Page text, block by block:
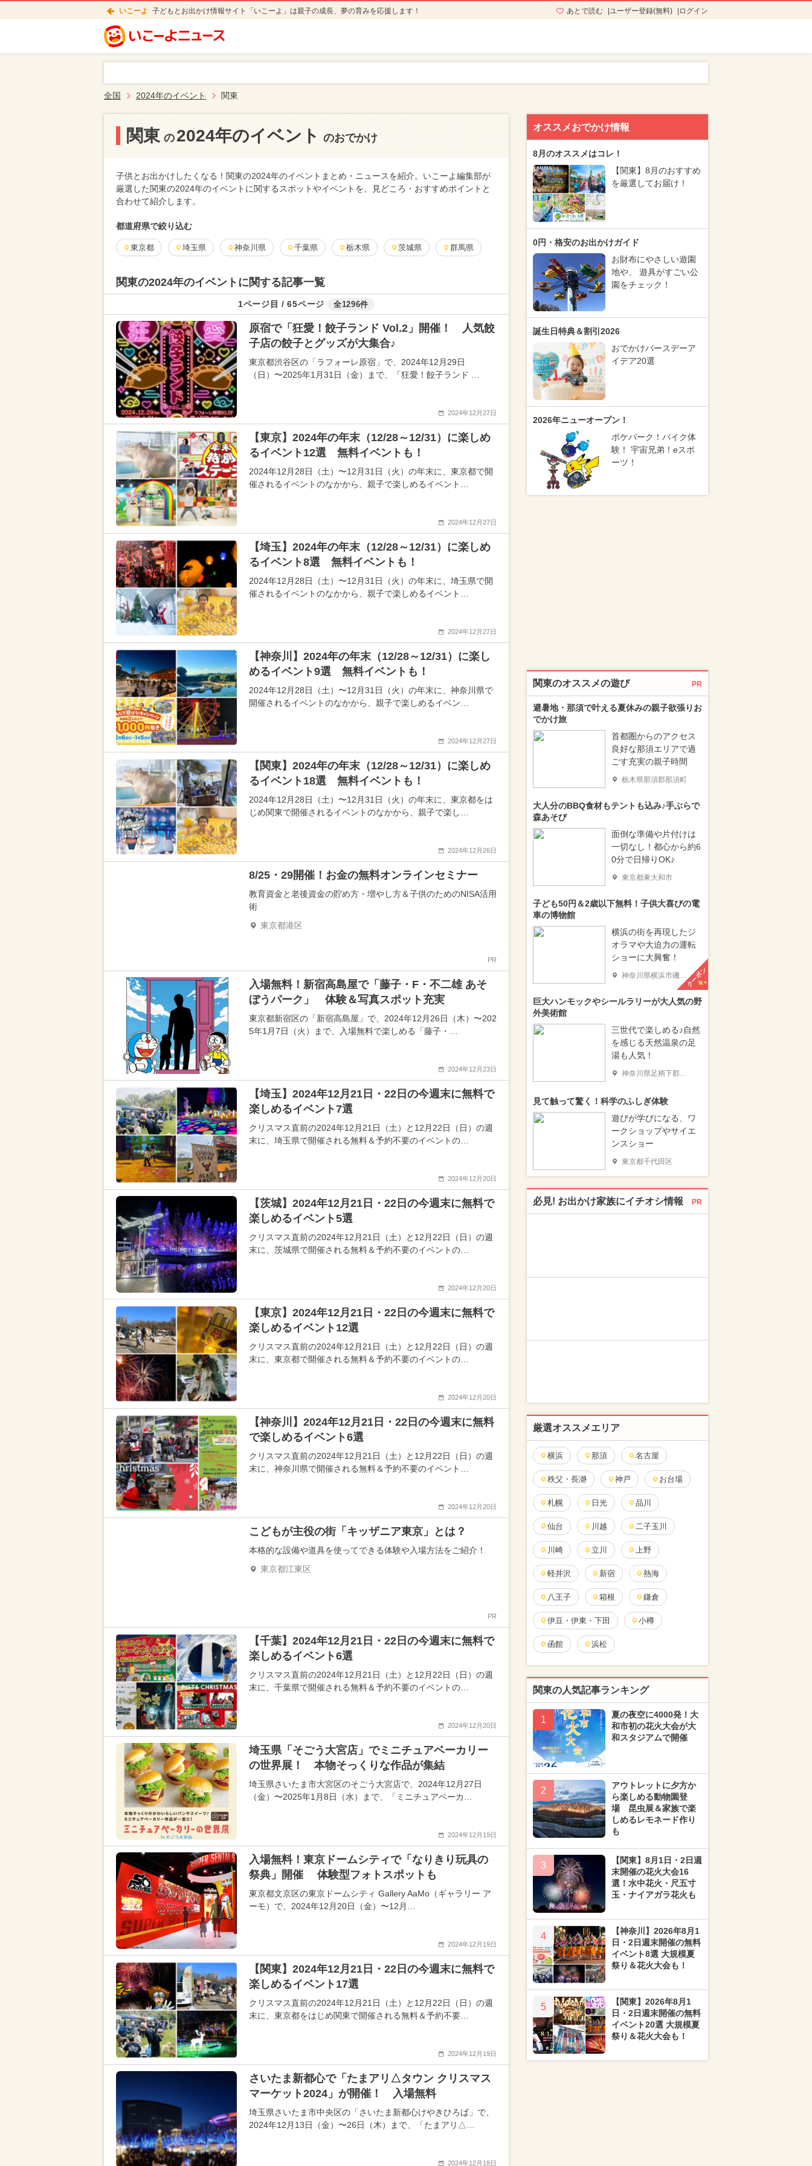
いこーよ 子どもとお出かけ情報サイト「いこーよ」は親子の成長、夢の育みを応援します！ あとで読む ユーザー登録(無料) ログイン
全国 2024年のイベント 関東
関東 の 2024年のイベント のおでかけ
子供とお出かけしたくなる！関東の2024年のイベントまとめ・ニュースを紹介。いこーよ編集部が
厳選した関東の2024年のイベントに関するスポットやイベントを、見どころ・おすすめポイントと
合わせて紹介します。
都道府県で絞り込む
東京都 埼玉県 神奈川県 千葉県 栃木県 茨城県 群馬県
関東の2024年のイベントに関する記事一覧
1ページ目 / 65ページ 全1296件
原宿で「狂愛！餃子ランド Vol.2」開催！ 人気餃
子店の餃子とグッズが大集合♪
東京都渋谷区の「ラフォーレ原宿」で、2024年12月29日
（日）〜2025年1月31日（金）まで、「狂愛！餃子ランド …
2024年12月27日
【東京】2024年の年末（12/28～12/31）に楽しめ
るイベント12選 無料イベントも！
2024年12月28日（土）〜12月31日（火）の年末に、東京都で開
催されるイベントのなかから、親子で楽しめるイベント…
2024年12月27日
【埼玉】2024年の年末（12/28～12/31）に楽しめ
るイベント8選 無料イベントも！
2024年12月28日（土）〜12月31日（火）の年末に、埼玉県で開
催されるイベントのなかから、親子で楽しめるイベント…
2024年12月27日
【神奈川】2024年の年末（12/28～12/31）に楽し
めるイベント9選 無料イベントも！
2024年12月28日（土）〜12月31日（火）の年末に、神奈川県で
開催されるイベントのなかから、親子で楽しめるイベン…
2024年12月27日
【関東】2024年の年末（12/28～12/31）に楽しめ
るイベント18選 無料イベントも！
2024年12月28日（土）〜12月31日（火）の年末に、東京都をは
じめ関東で開催されるイベントのなかから、親子で楽し…
2024年12月26日
8/25・29開催！お金の無料オンラインセミナー
教育資金と老後資金の貯め方・増やし方＆子供のためのNISA活用
術
東京都港区
PR
入場無料！新宿高島屋で「藤子・F・不二雄 あそ
ぼうパーク」 体験＆写真スポット充実
東京都新宿区の「新宿高島屋」で、2024年12月26日（木）〜202
5年1月7日（火）まで、入場無料で楽しめる「藤子・…
2024年12月23日
【埼玉】2024年12月21日・22日の今週末に無料で
楽しめるイベント7選
クリスマス直前の2024年12月21日（土）と12月22日（日）の週
末に、埼玉県で開催される無料＆予約不要のイベントの…
2024年12月20日
【茨城】2024年12月21日・22日の今週末に無料で
楽しめるイベント5選
クリスマス直前の2024年12月21日（土）と12月22日（日）の週
末に、茨城県で開催される無料＆予約不要のイベントの…
2024年12月20日
【東京】2024年12月21日・22日の今週末に無料で
楽しめるイベント12選
クリスマス直前の2024年12月21日（土）と12月22日（日）の週
末に、東京都で開催される無料＆予約不要のイベントの…
2024年12月20日
【神奈川】2024年12月21日・22日の今週末に無料
で楽しめるイベント6選
クリスマス直前の2024年12月21日（土）と12月22日（日）の週
末に、神奈川県で開催される無料＆予約不要のイベント…
2024年12月20日
こどもが主役の街「キッザニア東京」とは？
本格的な設備や道具を使ってできる体験や入場方法をご紹介！
東京都江東区
PR
【千葉】2024年12月21日・22日の今週末に無料で
楽しめるイベント6選
クリスマス直前の2024年12月21日（土）と12月22日（日）の週
末に、千葉県で開催される無料＆予約不要のイベントの…
2024年12月20日
埼玉県「そごう大宮店」でミニチュアベーカリー
の世界展！ 本物そっくりな作品が集結
埼玉県さいたま市大宮区のそごう大宮店で、2024年12月27日
（金）〜2025年1月8日（水）まで、「ミニチュアベーカ…
2024年12月19日
入場無料！東京ドームシティで「なりきり玩具の
祭典」開催 体験型フォトスポットも
東京都文京区の東京ドームシティ Gallery AaMo（ギャラリー ア
ーモ）で、2024年12月20日（金）〜12月…
2024年12月19日
【関東】2024年12月21日・22日の今週末に無料で
楽しめるイベント17選
クリスマス直前の2024年12月21日（土）と12月22日（日）の週
末に、東京都をはじめ関東で開催される無料＆予約不要…
2024年12月19日
さいたま新都心で「たまアリ△タウン クリスマス
マーケット2024」が開催！ 入場無料
埼玉県さいたま市中央区の「さいたま新都心けやきひろば」で、
2024年12月13日（金）〜26日（木）まで、「たまアリ△…
2024年12月18日
オススメおでかけ情報
8月のオススメはコレ！
【関東】8月のおすすめ
を厳選してお届け！
0円・格安のお出かけガイド
お財布にやさしい遊園
地や、 遊具がすごい公
園をチェック！
誕生日特典＆割引2026
おでかけバースデーア
イデア20選
2026年ニューオープン！
ポケパーク！バイク体
験！ 宇宙兄弟！eスポ
ーツ！
関東のオススメの遊び PR
避暑地・那須で叶える夏休みの親子欲張りお
でかけ旅
首都圏からのアクセス
良好な那須エリアで過
ごす充実の親子時間
栃木県那須郡那須町
大人分のBBQ食材もテントも込み♪手ぶらで
森あそび
面倒な準備や片付けは
一切なし！都心から約6
0分で日帰りOK♪
東京都東大和市
子ども50円＆2歳以下無料！子供大喜びの電
車の博物館
横浜の街を再現したジ
オラマや大迫力の運転
ショーに大興奮！
神奈川県横浜市磯子区 クーポン
巨大ハンモックやシールラリーが大人気の野
外美術館
三世代で楽しめる♪自然
を感じる天然温泉の足
湯も人気！
神奈川県足柄下郡箱根町
見て触って驚く！科学のふしぎ体験
遊びが学びになる、ワ
ークショップやサイエ
ンスショー
東京都千代田区
必見! お出かけ家族にイチオシ情報 PR
厳選オススメエリア
横浜 那須 名古屋
秩父・長瀞 神戸 お台場
札幌 日光 品川
仙台 川越 二子玉川
川崎 立川 上野
軽井沢 新宿 熱海
八王子 箱根 鎌倉
伊豆・伊東・下田 小樽
函館 浜松
関東の人気記事ランキング
1
夏の夜空に4000発！大
和市初の花火大会が大
和スタジアムで開催
2
アウトレットに夕方か
ら楽しめる動物園登
場 昆虫展＆家族で楽
しめるレモネード作り
も
3
【関東】8月1日・2日週
末開催の花火大会16
選！水中花火・尺五寸
玉・ナイアガラ花火も
4
【神奈川】2026年8月1
日・2日週末開催の無料
イベント8選 大規模夏
祭り＆花火大会も！
5
【関東】2026年8月1
日・2日週末開催の無料
イベント20選 大規模夏
祭り＆花火大会も！